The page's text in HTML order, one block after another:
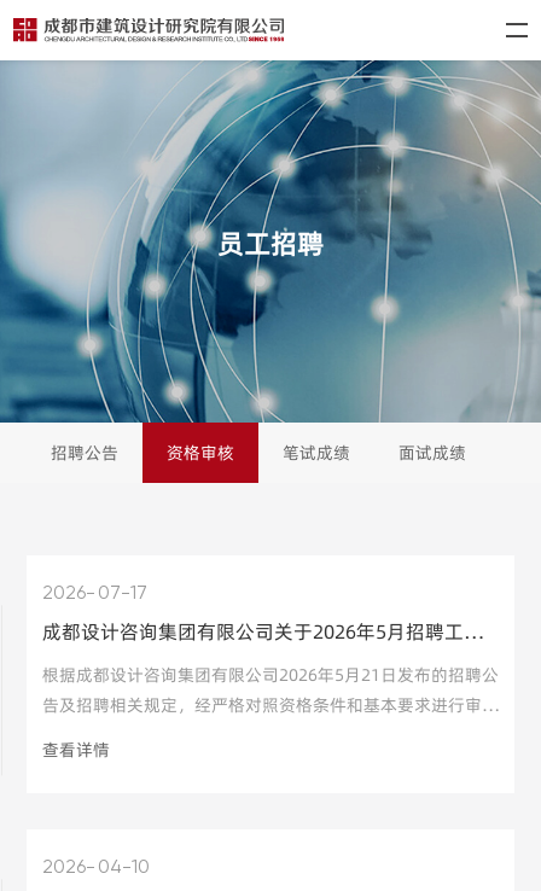
员工招聘
招聘公告 资格审核 笔试成绩 面试成绩
07-17
2026
成都设计咨询集团有限公司关于2026年5月招聘工程师（建造）等岗位通过资格审查的人员名单公告
根据成都设计咨询集团有限公司2026年5月21日发布的招聘公
告及招聘相关规定，经严格对照资格条件和基本要求进行审
核，现将通过审核的人员名单予以公告。其中，检测师（人防
工程）（所属成都市建筑科学研究院有限公司）、检测师（电
司）、规划与国防动员所生产技术岗（综合咨询研究方向）
查看详情
04-10
2026